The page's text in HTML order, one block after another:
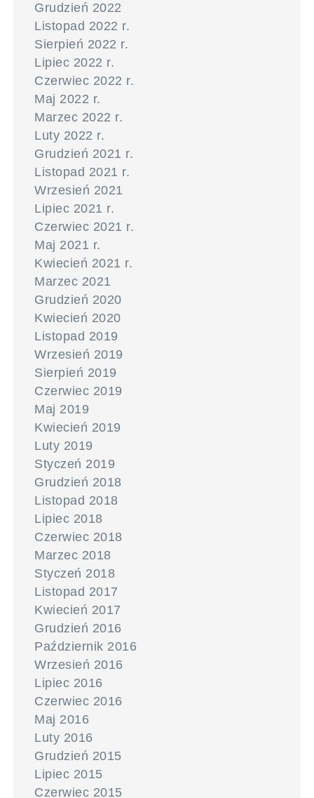
Grudzień 2022
Listopad 2022 r.
Sierpień 2022 r.
Lipiec 2022 r.
Czerwiec 2022 r.
Maj 2022 r.
Marzec 2022 r.
Luty 2022 r.
Grudzień 2021 r.
Listopad 2021 r.
Wrzesień 2021
Lipiec 2021 r.
Czerwiec 2021 r.
Maj 2021 r.
Kwiecień 2021 r.
Marzec 2021
Grudzień 2020
Kwiecień 2020
Listopad 2019
Wrzesień 2019
Sierpień 2019
Czerwiec 2019
Maj 2019
Kwiecień 2019
Luty 2019
Styczeń 2019
Grudzień 2018
Listopad 2018
Lipiec 2018
Czerwiec 2018
Marzec 2018
Styczeń 2018
Listopad 2017
Kwiecień 2017
Grudzień 2016
Październik 2016
Wrzesień 2016
Lipiec 2016
Czerwiec 2016
Maj 2016
Luty 2016
Grudzień 2015
Lipiec 2015
Czerwiec 2015